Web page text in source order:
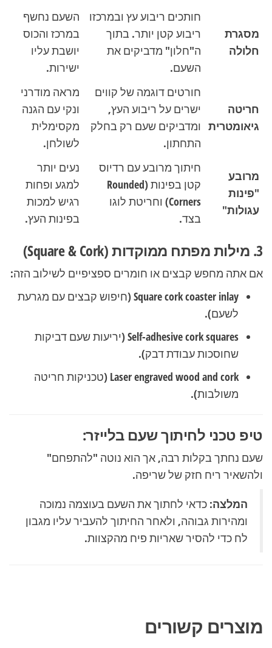
מסגרת
חלולה
חותכים ריבוע עץ ובמרכזו
ריבוע קטן יותר. בתוך
ה"חלון" מדביקים את
השעם.
השעם נחשף
במרכז והכוס
יושבת עליו
ישירות.
חריטה
גיאומטרית
חורטים דוגמה של קווים
ישרים על ריבוע העץ,
ומדביקים שעם רק בחלק
התחתון.
מראה מודרני
ונקי עם הגנה
מקסימלית
לשולחן.
מרובע
"פינות
עגולות"
חיתוך מרובע עם רדיוס
קטן בפינות (Rounded
Corners) וחריטת לוגו
בצד.
נעים יותר
למגע ופחות
רגיש למכות
בפינות העץ.
3. מילות מפתח ממוקדות (Square & Cork)
אם אתה מחפש קבצים או חומרים ספציפיים לשילוב הזה:
Square cork coaster inlay(חיפוש קבצים עם מגרעת
לשעם).
Self-adhesive cork squares(יריעות שעם דביקות
שחוסכות עבודת דבק).
Laser engraved wood and cork (טכניקות חריטה
משולבות).
טיפ טכני לחיתוך שעם בלייזר:
שעם נחתך בקלות רבה, אך הוא נוטה "להתפחם"
ולהשאיר ריח חזק של שריפה.
המלצה: כדאי לחתוך את השעם בעוצמה נמוכה
ומהירות גבוהה, ולאחר החיתוך להעביר עליו מגבון
לח כדי להסיר שאריות פיח מהקצוות.
מוצרים קשורים